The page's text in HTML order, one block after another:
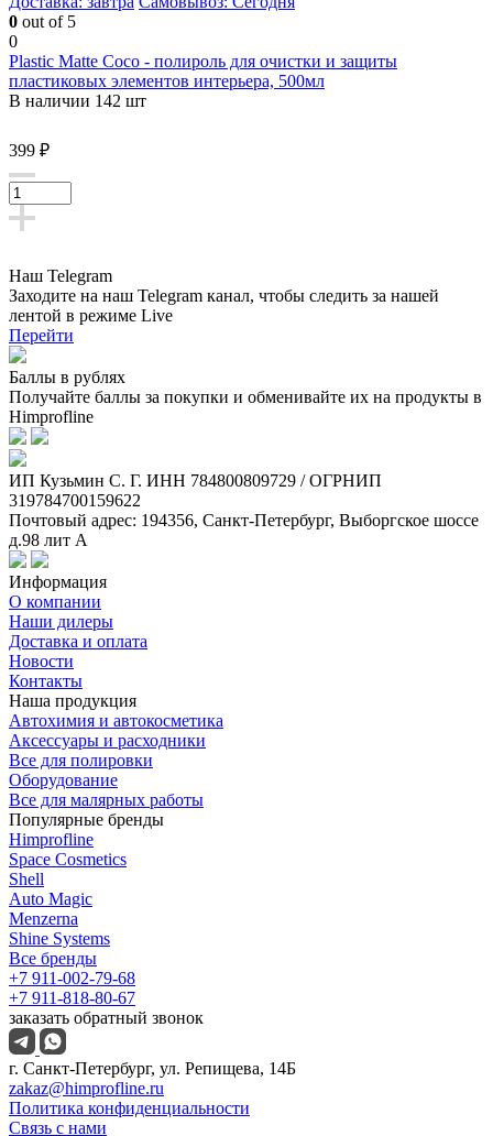
0 out of 5
0
Plastic Matte Coco - полироль для очистки и защиты
пластиковых элементов интерьера, 500мл
В наличии 142 шт
399 ₽
Наш Telegram
Заходите на наш Telegram канал, чтобы следить за нашей
лентой в режиме Live
Перейти
Баллы в рублях
Получайте баллы за покупки и обменивайте их на продукты в
Himprofline
ИП Кузьмин C. Г. ИНН 784800809729 / ОГРНИП
319784700159622
Почтовый адрес: 194356, Санкт-Петербург, Выборгское шоссе
д.98 лит А
Информация
О компании
Наши дилеры
Доставка и оплата
Новости
Контакты
Наша продукция
Автохимия и автокосметика
Аксессуары и расходники
Все для полировки
Оборудование
Все для малярных работы
Популярные бренды
Himprofline
Space Cosmetics
Shell
Auto Magic
Menzerna
Shine Systems
Все бренды
+7 911-002-79-68
+7 911-818-80-67
заказать обратный звонок
г. Санкт-Петербург, ул. Репищева, 14Б
zakaz@himprofline.ru
Политика конфиденциальности
Связь с нами